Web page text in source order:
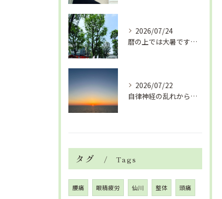
2026/07/24
暦の上では大暑です！腰痛や肩こりから来る頭痛
2026/07/22
自律神経の乱れから生活習慣病、血液循環の滞り
タグ Tags
腰痛 眼精疲労 仙川 整体 頭痛